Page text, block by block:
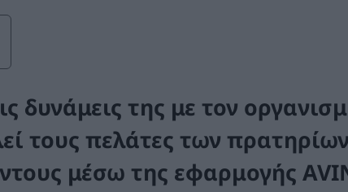
δυνάμεις της με τον
τους πελάτες των
μέσω της εφαρμογής